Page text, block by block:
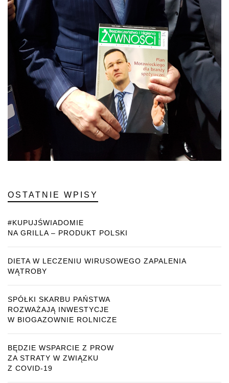
OSTATNIE WPISY
#KUPUJŚWIADOMIE
NA GRILLA – PRODUKT POLSKI
DIETA W LECZENIU WIRUSOWEGO ZAPALENIA
WĄTROBY
SPÓŁKI SKARBU PAŃSTWA
ROZWAŻAJĄ INWESTYCJE
W BIOGAZOWNIE ROLNICZE
BĘDZIE WSPARCIE Z PROW
ZA STRATY W ZWIĄZKU
Z COVID-19